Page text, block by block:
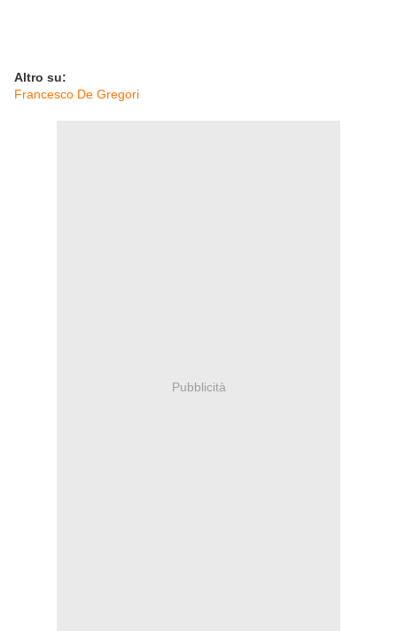
Altro su:
Francesco De Gregori
Pubblicità